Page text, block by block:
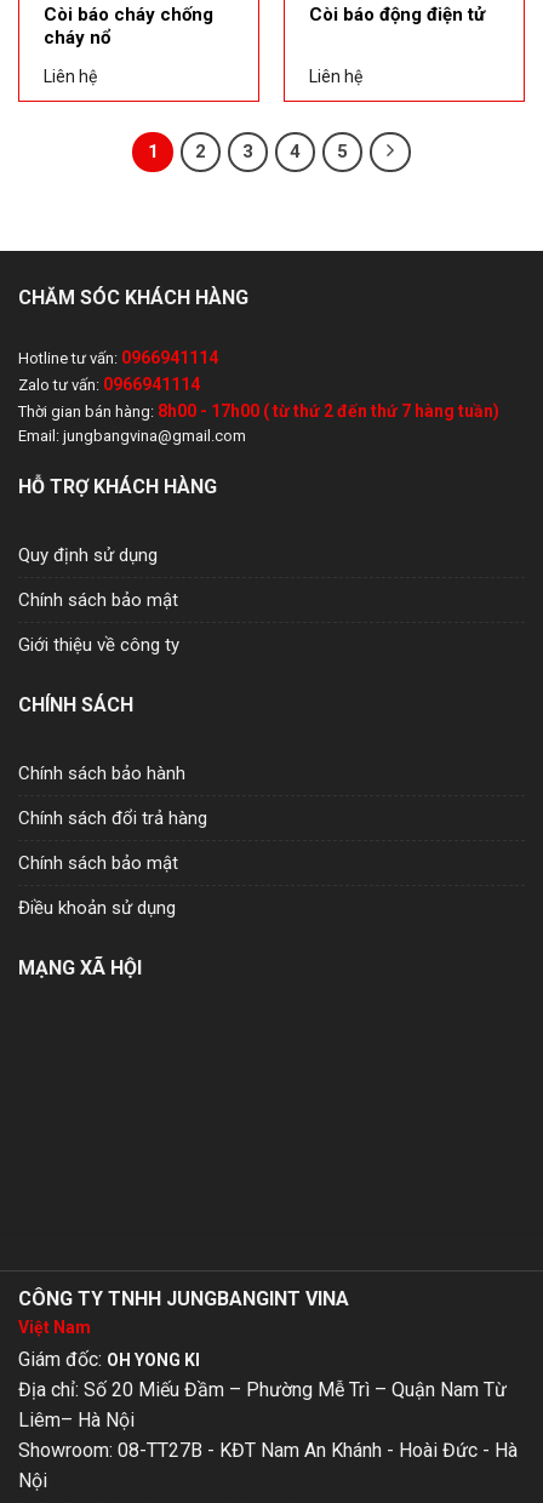
Còi báo cháy chống
cháy nổ
Liên hệ
Còi báo động điện tử
Liên hệ
1 2 3 4 5
CHĂM SÓC KHÁCH HÀNG
Hotline tư vấn: 0966941114
Zalo tư vấn: 0966941114
Thời gian bán hàng: 8h00 - 17h00 ( từ thứ 2 đến thứ 7 hàng tuần)
Email: jungbangvina@gmail.com
HỖ TRỢ KHÁCH HÀNG
Quy định sử dụng
Chính sách bảo mật
Giới thiệu về công ty
CHÍNH SÁCH
Chính sách bảo hành
Chính sách đổi trả hàng
Chính sách bảo mật
Điều khoản sử dụng
MẠNG XÃ HỘI
CÔNG TY TNHH JUNGBANGINT VINA
Việt Nam
Giám đốc: OH YONG KI
Địa chỉ: Số 20 Miếu Đầm – Phường Mễ Trì – Quận Nam Từ
Liêm– Hà Nội
Showroom: 08-TT27B - KĐT Nam An Khánh - Hoài Đức - Hà
Nội